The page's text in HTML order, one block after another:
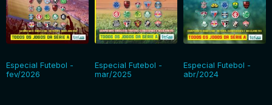
Especial Futebol -
fev/2026
Especial Futebol -
mar/2025
Especial Futebol -
abr/2024